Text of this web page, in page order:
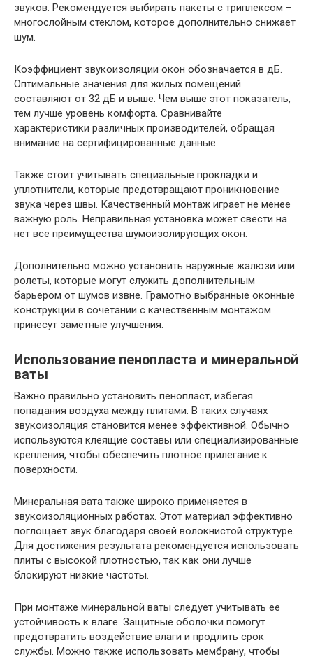
звуков. Рекомендуется выбирать пакеты с триплексом –
многослойным стеклом, которое дополнительно снижает
шум.
Коэффициент звукоизоляции окон обозначается в дБ.
Оптимальные значения для жилых помещений
составляют от 32 дБ и выше. Чем выше этот показатель,
тем лучше уровень комфорта. Сравнивайте
характеристики различных производителей, обращая
внимание на сертифицированные данные.
Также стоит учитывать специальные прокладки и
уплотнители, которые предотвращают проникновение
звука через швы. Качественный монтаж играет не менее
важную роль. Неправильная установка может свести на
нет все преимущества шумоизолирующих окон.
Дополнительно можно установить наружные жалюзи или
ролеты, которые могут служить дополнительным
барьером от шумов извне. Грамотно выбранные оконные
конструкции в сочетании с качественным монтажом
принесут заметные улучшения.
Использование пенопласта и минеральной
ваты
Важно правильно установить пенопласт, избегая
попадания воздуха между плитами. В таких случаях
звукоизоляция становится менее эффективной. Обычно
используются клеящие составы или специализированные
крепления, чтобы обеспечить плотное прилегание к
поверхности.
Минеральная вата также широко применяется в
звукоизоляционных работах. Этот материал эффективно
поглощает звук благодаря своей волокнистой структуре.
Для достижения результата рекомендуется использовать
плиты с высокой плотностью, так как они лучше
блокируют низкие частоты.
При монтаже минеральной ваты следует учитывать ее
устойчивость к влаге. Защитные оболочки помогут
предотвратить воздействие влаги и продлить срок
службы. Можно также использовать мембрану, чтобы